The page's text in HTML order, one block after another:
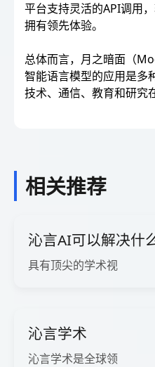
平台支持灵活的API调用
拥有领先体验。
总体而言，月之暗面（
智能语言模型的应用是多
技术、通信、教育和研究
相关推荐
沁言AI可以解决什
具有顶尖的学术视
沁言学术
沁言学术是全球领